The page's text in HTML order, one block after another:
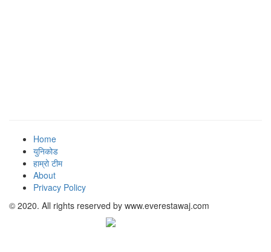
Home
युनिकोड
हाम्रो टीम
About
Privacy Policy
© 2020. All rights reserved by www.everestawaj.com